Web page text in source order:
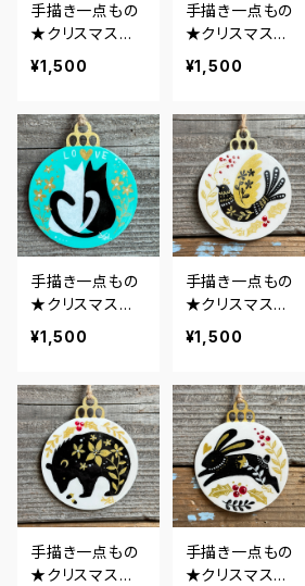
手描き一点もの
★クリスマスオ
ーナメント★ウ
ミガメ・ブルー
¥1,500
手描き一点もの
★クリスマスオ
ーナメント★うさ
ぎラブ・イエロー
¥1,500
手描き一点もの
★クリスマスオ
ーナメント★ネ
コラブ・ミントグ
¥1,500
手描き一点もの
★クリスマスオ
ーナメント★小
鳥3
¥1,500
手描き一点もの
★クリスマスオ
手描き一点もの
★クリスマスオ